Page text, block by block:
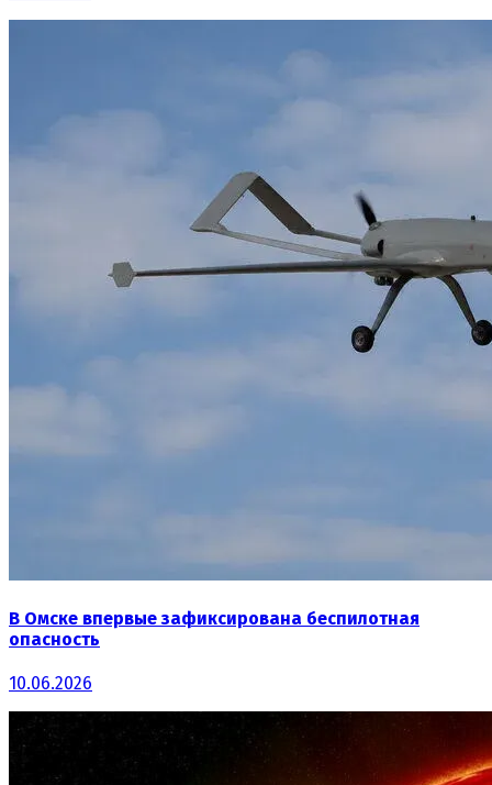
В Омске впервые зафиксирована беспилотная
опасность
10.06.2026